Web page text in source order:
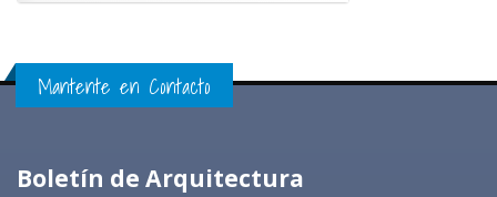
Mantente en Contacto
Boletín de Arquitectura